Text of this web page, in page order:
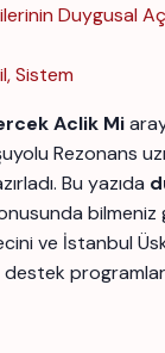
Duygusal
Sistem
Aclik Mi
Rezonans
Bu yazıda
bilmeniz
ve İstanbul